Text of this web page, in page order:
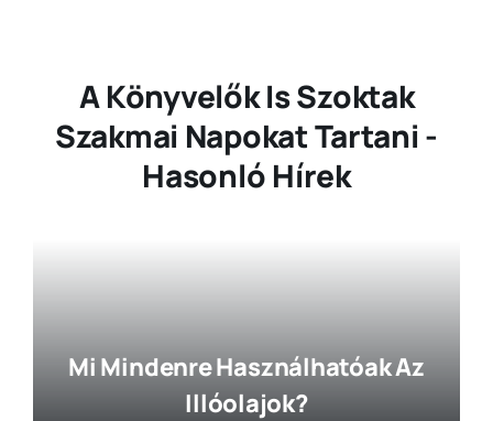
A Könyvelők Is Szoktak
Szakmai Napokat Tartani -
Hasonló Hírek
Mi Mindenre Használhatóak Az
Illóolajok?